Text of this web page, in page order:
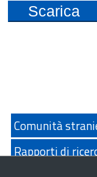
Scarica
Comunità
Rapporti di